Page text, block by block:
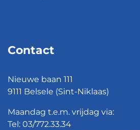
Contact
Nieuwe baan 111
9111 Belsele (Sint-Niklaas)
Maandag t.e.m. vrijdag via:
Tel: 03/772.33.34